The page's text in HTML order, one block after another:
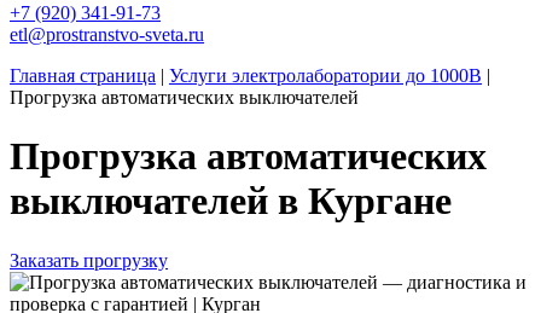
+7 (920) 341-91-73
etl@prostranstvo-sveta.ru
Главная страница | Услуги электролаборатории до 1000В |
Прогрузка автоматических выключателей
Прогрузка автоматических
выключателей в Кургане
Заказать прогрузку